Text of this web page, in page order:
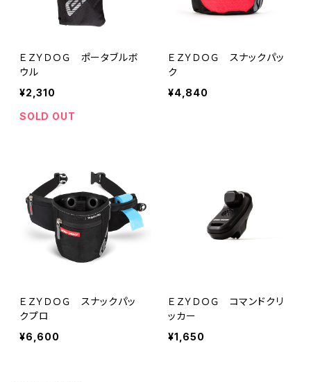
ＥＺＹＤＯＧ ポータブルボ
ウル
¥2,310
SOLD OUT
ＥＺＹＤＯＧ スナックパッ
ク
¥4,840
ＥＺＹＤＯＧ スナックパッ
クプロ
¥6,600
ＥＺＹＤＯＧ コマンドクリ
ッカー
¥1,650